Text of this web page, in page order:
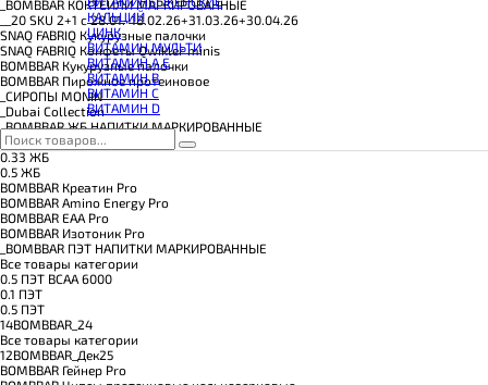
ТЕСТОБУСТЕРЫ
ЦИТРУЛЛИН МАЛАТ
ПРЕДТРЕНИРОВОЧНЫЕ КОМПЛЕКСЫ
ЭНЕРГЕТИКИ И ЖИРОСЖИГАТЕЛИ#
КАЛЬЦИЙ
ЦИНК
ВИТАМИН МУЛЬТИ
ВИТАМИН A E
ВИТАМИН B
ВИТАМИН C
ВИТАМИН D
_BOMBBAR КОКТЕЙЛИ МАРКИРОВАННЫЕ
__20 SKU 2+1 с 28.01.-18.02.26+31.03.26+30.04.26
SNAQ FABRIQ Кукурузные палочки
SNAQ FABRIQ Конфеты Qwikler minis
BOMBBAR Кукурузные палочки
BOMBBAR Пирожное протеиновое
_CИРОПЫ MONIN
_Dubai Collection
_BOMBBAR ЖБ НАПИТКИ МАРКИРОВАННЫЕ
Все товары категории
0.33 ЖБ
0.5 ЖБ
BOMBBAR Креатин Pro
BOMBBAR Amino Energy Pro
BOMBBAR EAA Pro
BOMBBAR Изотоник Pro
_BOMBBAR ПЭТ НАПИТКИ МАРКИРОВАННЫЕ
Все товары категории
0.5 ПЭТ ВСАА 6000
0.1 ПЭТ
0.5 ПЭТ
14BOMBBAR_24
Все товары категории
12BOMBBAR_Дек25
BOMBBAR Гейнер Pro